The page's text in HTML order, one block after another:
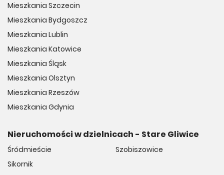
Mieszkania Szczecin
Mieszkania Bydgoszcz
Mieszkania Lublin
Mieszkania Katowice
Mieszkania Śląsk
Mieszkania Olsztyn
Mieszkania Rzeszów
Mieszkania Gdynia
Nieruchomości w dzielnicach - Stare Gliwice
Śródmieście
Sikornik
Szobiszowice